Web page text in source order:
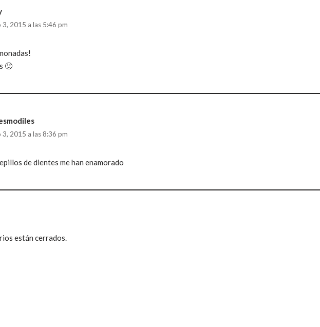
3, 2015 a las 5:46 pm
🙂
3, 2015 a las 8:36 pm
de dientes me han enamorado
están cerrados.